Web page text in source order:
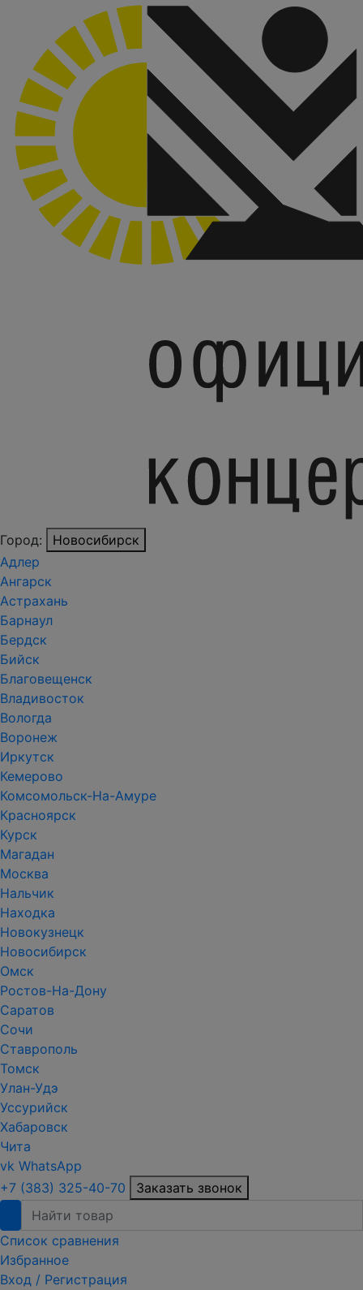
Город:
Новосибирск
Адлер
Ангарск
Астрахань
Барнаул
Бердск
Бийск
Благовещенск
Владивосток
Вологда
Воронеж
Иркутск
Кемерово
Комсомольск-На-Амуре
Красноярск
Курск
Магадан
Москва
Нальчик
Находка
Новокузнецк
Новосибирск
Омск
Ростов-На-Дону
Саратов
Сочи
Ставрополь
Томск
Улан-Удэ
Уссурийск
Хабаровск
Чита
vk WhatsApp
+7 (383) 325-40-70
Заказать звонок
Список сравнения
Избранное
Вход / Регистрация